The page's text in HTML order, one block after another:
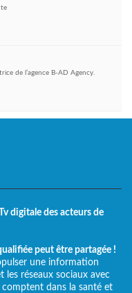
de l’agence B-AD Agency.
digitale des acteurs de
peut être partagée !
une information
les réseaux sociaux avec
comptent dans la santé et